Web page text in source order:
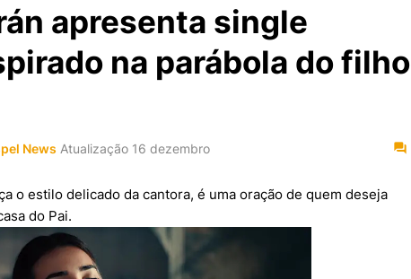
apresenta single
na parábola do filho
News Atualização 16 dezembro
o estilo delicado da cantora, é uma oração de quem deseja
do Pai.